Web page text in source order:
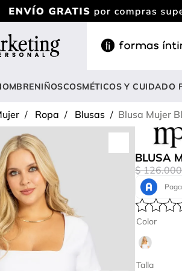
NIÑOSCOSMÉTICOS Y CUIDADO
Ropa Blusas Blusa Mujer
BLUSA
$ 126.000
Talla
Color
enterizo